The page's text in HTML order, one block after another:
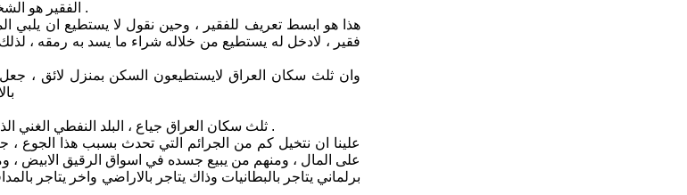
الفقير هو الشخص الذي لايستطيع ان يلبي متطلبات الحياة الاساسية من مأكل ومشرب وملبس ومسكن .
هذا هو ابسط تعريف للفقير ، وحين نقول لا يستطيع ان يلبي
فقير ، لادخل له يستطيع من خلاله شراء ما يسد به رمقه ،
وان ثلث سكان العراق لايستطيعون السكن بمنزل لائق ،
ثلث سكان العراق جياع ، البلد النفطي الغني الذي ينافس السعودية وايران في تصدير النفط ، ثلث سكانه فقراء ، لا يستطيعون سد رمقهم .
علينا ان نتخيل كم من الجرائم التي تحدث بسبب هذا الجوع ،
على المال ، ومنهم من يبيع جسده في اسواق الرقيق الابيض ،
برلماني يتاجر بالبطانيات وذاك يتاجر بالاراضي واخر يتاجر